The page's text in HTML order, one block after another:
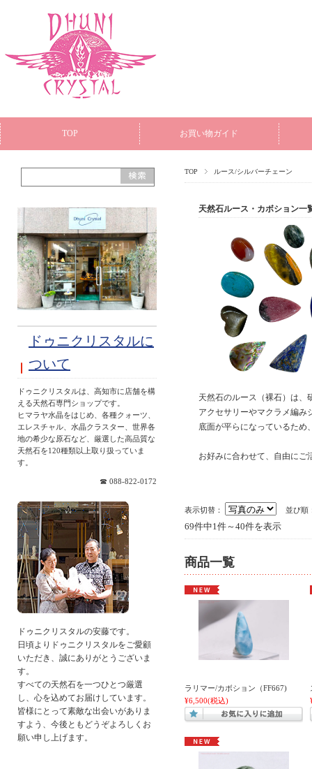
TOP お買い物ガイド
TOP ルース/シルバーチェーン
天然石ルース・カボション一
天然石のルース（裸石）は、
アクセサリーやマクラメ編み
底面が平らになっているため
お好みに合わせて、自由にご
表示切替： 並び順
69件中1件～40件を表示
商品一覧
ラリマー/カボション（FF667)
¥6,500(税込)
ドゥニクリスタルに
ついて
ドゥニクリスタルは、高知市に店舗を構
える天然石専門ショップです。
ヒマラヤ水晶をはじめ、各種クォーツ、
エレスチャル、水晶クラスター、世界各
地の希少な原石など、厳選した高品質な
天然石を120種類以上取り扱っていま
す。
☎ 088-822-0172
ドゥニクリスタルの安藤です。
日頃よりドゥニクリスタルをご愛顧
いただき、誠にありがとうございま
す。
すべての天然石を一つひとつ厳選
し、心を込めてお届けしています。
皆様にとって素敵な出会いがありま
すよう、今後ともどうぞよろしくお
願い申し上げます。